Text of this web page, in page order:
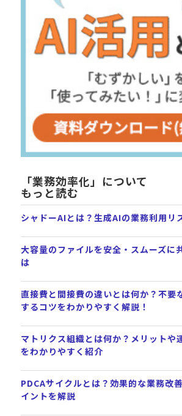
「業務効率化」について
もっと読む
シャドーAIとは？生成AIの業務利用リ
大容量のファイルを安全・スムーズに
は
直接費と間接費の違いとは何か？不要
するコツをわかりやすく解説！
マトリクス組織とは何か？メリットや
をわかりやすく紹介
PDCAサイクルとは？効果的な業務改
イントを解説